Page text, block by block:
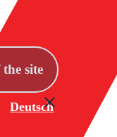
site
Deutsch